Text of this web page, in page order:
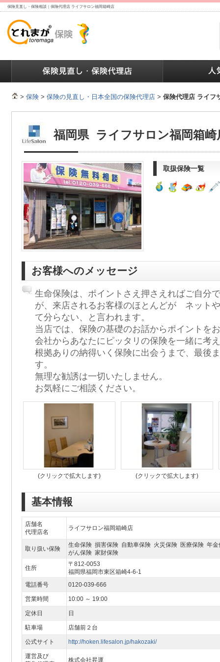
保険見直し・保険相談｜保険代理店 ライフサロン福岡箱崎店
> 保険 > 保険の見直し・日本全国の保険代理店 > 保険代理店 ライフ
福岡県 ライフサロン福岡箱崎
取扱保険一覧
お客様へのメッセージ
生命保険は、ポイントさえ押さえればご自分
が、来店されるお客様のほとんどが ネット
て分らない、と言われます。
当店では、保険の基礎のお話からポイントを
会社からあなたにピッタリの保険を一緒に考
根拠ありの納得いく保険に出会うまで、最後
す。
無理な勧誘は一切いたしません。
お気軽にご相談ください。
(クリックで拡大します) (クリックで拡大します)
基本情報
店舗名
代理店名
ライフサロン福岡箱崎店
取り扱い保険
生命保険 損害保険 自動車保険 火災保険 医療保険 年
がん保険 家財保険
住所
〒812-0053
福岡県福岡市東区箱崎4-6-1
電話番号
0120-039-666
営業時間 10:00 ～ 19:00
定休日 日
駐車場 店舗前２台
公式サイト http://hoken.lifesalon.jp/hakozaki/
運営及び
株式会社昇運